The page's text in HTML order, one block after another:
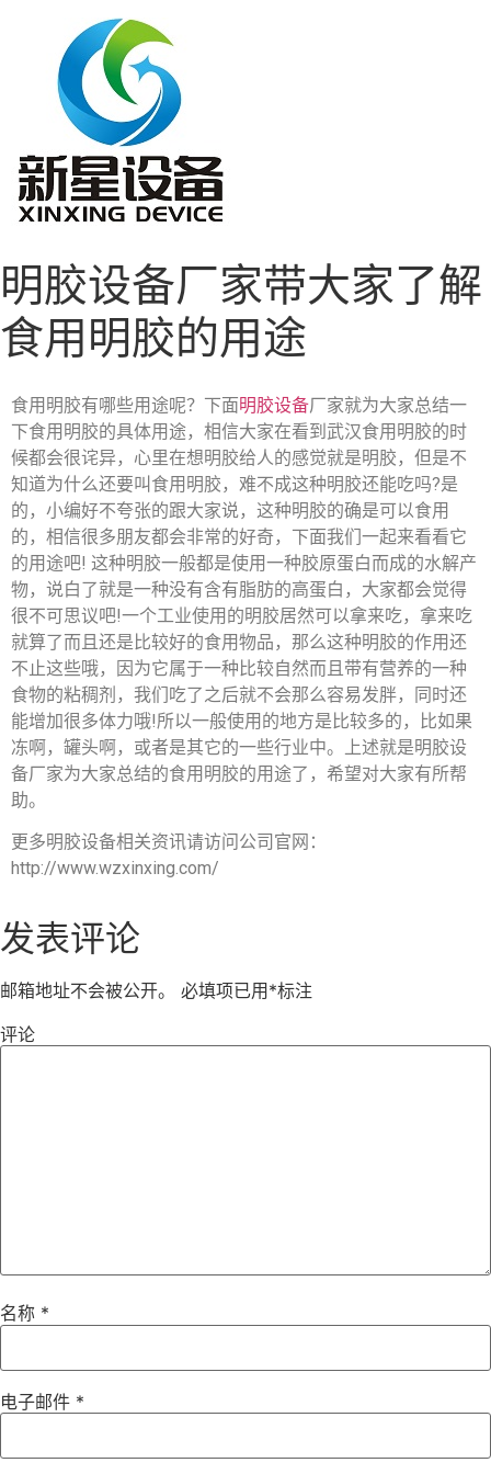
明胶设备厂家带大家了解
食用明胶的用途
食用明胶有哪些用途呢？下面明胶设备厂家就为大家总结一
下食用明胶的具体用途，相信大家在看到武汉食用明胶的时
候都会很诧异，心里在想明胶给人的感觉就是明胶，但是不
知道为什么还要叫食用明胶，难不成这种明胶还能吃吗?是
的，小编好不夸张的跟大家说，这种明胶的确是可以食用
的，相信很多朋友都会非常的好奇，下面我们一起来看看它
的用途吧! 这种明胶一般都是使用一种胶原蛋白而成的水解产
物，说白了就是一种没有含有脂肪的高蛋白，大家都会觉得
很不可思议吧!一个工业使用的明胶居然可以拿来吃，拿来吃
就算了而且还是比较好的食用物品，那么这种明胶的作用还
不止这些哦，因为它属于一种比较自然而且带有营养的一种
食物的粘稠剂，我们吃了之后就不会那么容易发胖，同时还
能增加很多体力哦!所以一般使用的地方是比较多的，比如果
冻啊，罐头啊，或者是其它的一些行业中。上述就是明胶设
备厂家为大家总结的食用明胶的用途了，希望对大家有所帮
助。
更多明胶设备相关资讯请访问公司官网：
http://www.wzxinxing.com/
发表评论
邮箱地址不会被公开。 必填项已用*标注
评论
名称 *
电子邮件 *